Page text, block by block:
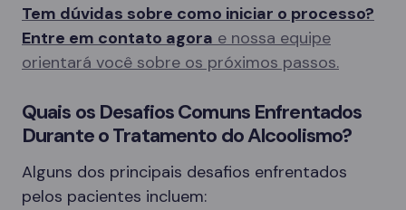
Tem dúvidas sobre como iniciar o processo?
Entre em contato agora e nossa equipe
orientará você sobre os próximos passos.
Quais os Desafios Comuns Enfrentados
Durante o Tratamento do Alcoolismo?
Alguns dos principais desafios enfrentados
pelos pacientes incluem: